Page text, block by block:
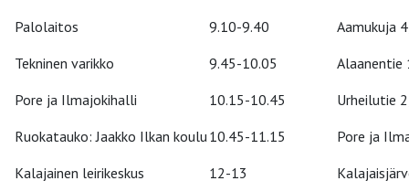
Palolaitos
9.10-9.40
Aamukuja
Tekninen varikko
9.45-10.05
Alaanentie
Pore ja Ilmajokihalli
10.15-10.45
Urheilutie
Ruokatauko: Jaakko Ilkan koulu 10.45-11.15
Pore ja
Kalajainen leirikeskus
12-13